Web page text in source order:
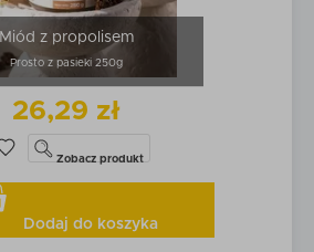
Miód z propolisem
Prosto z pasieki 250g
26,29 zł
Zobacz produkt
Dodaj do koszyka